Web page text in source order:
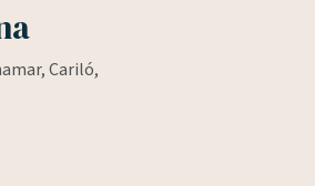
Cariló,